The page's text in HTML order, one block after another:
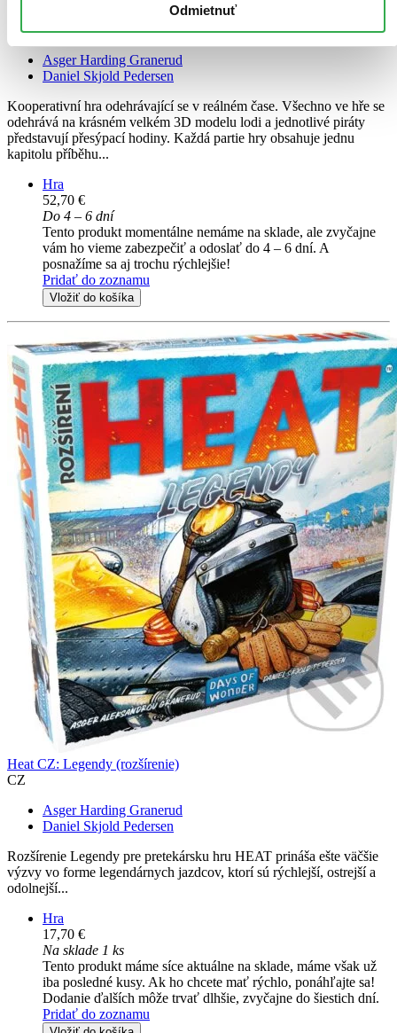
Odmietnuť
Příběhy pirátů
Asger Harding Granerud
Daniel Skjold Pedersen
Kooperativní hra odehrávající se v reálném čase. Všechno ve hře se
odehrává na krásném velkém 3D modelu lodi a jednotlivé piráty
představují přesýpací hodiny. Každá partie hry obsahuje jednu
kapitolu příběhu...
Hra
52,70 €
Do 4 – 6 dní
Tento produkt momentálne nemáme na sklade, ale zvyčajne
vám ho vieme zabezpečiť a odoslať do 4 – 6 dní. A
posnažíme sa aj trochu rýchlejšie!
Pridať do zoznamu
Vložiť do košíka
Heat CZ: Legendy (rozšírenie)
CZ
Asger Harding Granerud
Daniel Skjold Pedersen
Rozšírenie Legendy pre pretekársku hru HEAT prináša ešte väčšie
výzvy vo forme legendárnych jazdcov, ktorí sú rýchlejší, ostrejší a
odolnejší...
Hra
17,70 €
Na sklade 1 ks
Tento produkt máme síce aktuálne na sklade, máme však už
iba posledné kusy. Ak ho chcete mať rýchlo, ponáhľajte sa!
Dodanie ďalších môže trvať dlhšie, zvyčajne do šiestich dní.
Pridať do zoznamu